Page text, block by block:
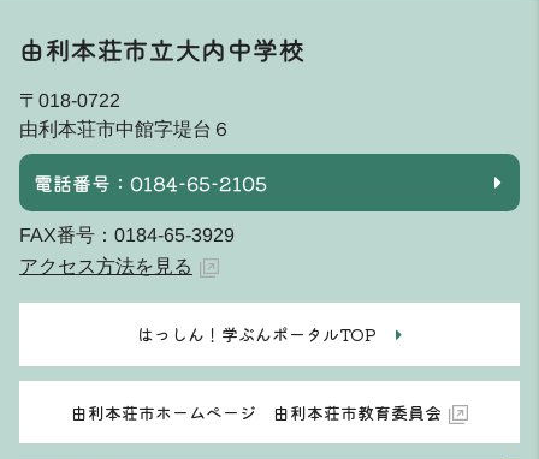
由利本荘市立大内中学校
〒018-0722
由利本荘市中館字堤台６
電話番号：0184-65-2105
FAX番号：0184-65-3929
アクセス方法を見る
はっしん！学ぶんポータルTOP
由利本荘市ホームページ 由利本荘市教育委員会